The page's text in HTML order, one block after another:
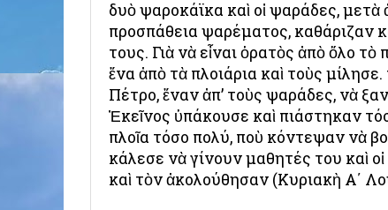
δυὸ ψαροκάϊκα καὶ οἱ ψαράδες,
προσπάθεια ψαρέματος, καθάριζαν
τους. Γιὰ νὰ εἶναι ὁρατὸς ἀπὸ ὅλο
ἕνα ἀπὸ τὰ πλοιάρια καὶ τοὺς μίλησε.
Πέτρο, ἕναν ἀπ’ τοὺς ψαράδες, νὰ
Ἐκεῖνος ὑπάκουσε καὶ πιάστηκαν
πλοῖα τόσο πολύ, ποὺ κόντεψαν νὰ
κάλεσε νὰ γίνουν μαθητές του καὶ
καὶ τὸν ἀκολούθησαν (Κυριακὴ Α΄